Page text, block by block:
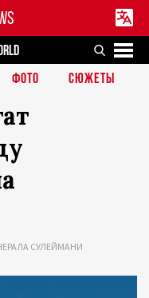
ФОТО СЮЖЕТЫ
СУЛЕЙМАНИ